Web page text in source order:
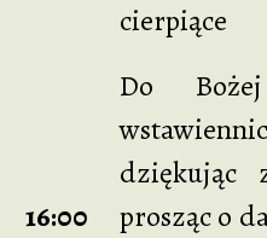
cierpiące
16:00
Do
dziękując
prosząc o